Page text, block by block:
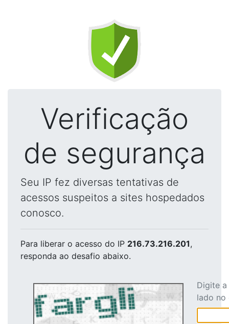
Verificação
de segurança
Seu IP fez diversas tentativas de
acessos suspeitos a sites hospedados
conosco.
Para liberar o acesso do IP 216.73.216.201,
responda ao desafio abaixo.
Digite
lado no